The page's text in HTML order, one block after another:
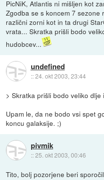
PicNiK, Atlantis ni mišljen kot
Zgodba se s koncem 7
različni zorni kot in ta drugi
vrata... Skratka prišli bodo
hudobcev...
undefined
::24. okt 2003, 23:44
> Skratka prišli bodo veliko
Upam le, da ne bodo vsi spet
koncu galaksije. ;)
pivmik
::25. okt 2003, 00:46
Tito, bolj pozorjene beri